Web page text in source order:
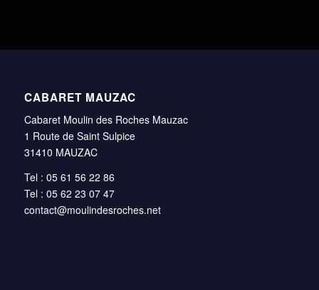
CABARET MAUZAC
Cabaret Moulin des Roches Mauzac
1 Route de Saint Sulpice
31410 MAUZAC
Tel : 05 61 56 22 86
Tel : 05 62 23 07 47
contact@moulindesroches.net